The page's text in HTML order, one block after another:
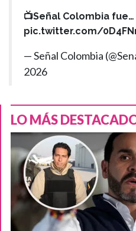
📺Señal Colombia fue…
pic.twitter.com/
— Señal Colombia
2026
LO MÁS